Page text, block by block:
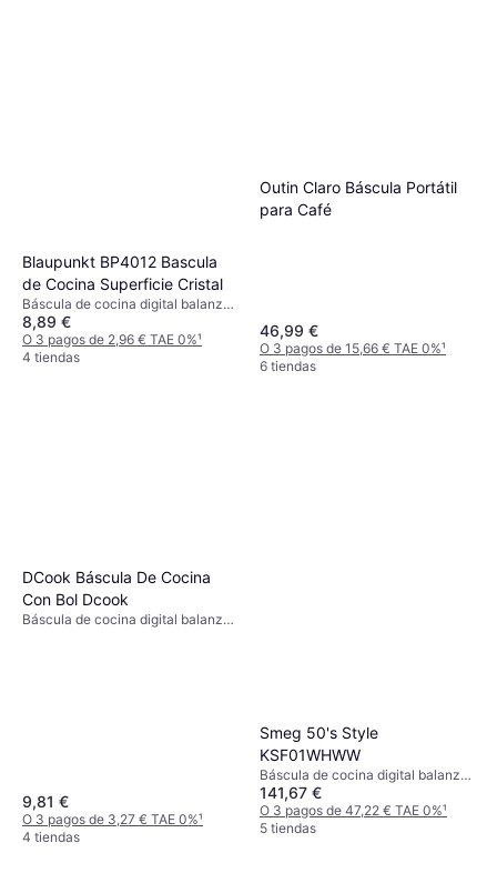
Blaupunkt BP4012 Bascula
de Cocina Superficie Cristal
Báscula de cocina digital balanza
de cocina
8,89 €
O 3 pagos de 2,96 € TAE 0%¹
4 tiendas
Outin Claro Báscula Portátil
para Café
46,99 €
O 3 pagos de 15,66 € TAE 0%¹
6 tiendas
DCook Báscula De Cocina
Con Bol Dcook
Báscula de cocina digital balanza
9,81 €
O 3 pagos de 3,27 € TAE 0%¹
4 tiendas
Smeg 50's Style
KSF01WHWW
Báscula de cocina digital balanza
de cocina, Tara, Medida de
líquidos, Apagado automático,
Apto para lavavajillas, Pies
141,67 €
O 3 pagos de 47,22 € TAE 0%¹
5 tiendas